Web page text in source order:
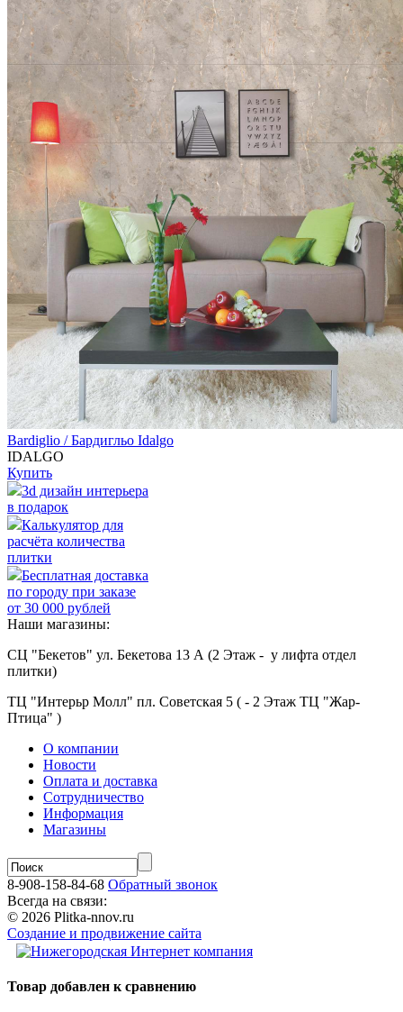
Bardiglio / Бардигльо Idalgo
IDALGO
Купить
3d дизайн интерьера
в подарок
Калькулятор для
расчёта количества
плитки
Бесплатная доставка
по городу при заказе
от 30 000 рублей
Наши магазины:
СЦ "Бекетов" ул. Бекетова 13 А (2 Этаж - у лифта отдел
плитки)
ТЦ "Интерьр Молл" пл. Советская 5 ( - 2 Этаж ТЦ "Жар-
Птица" )
О компании
Новости
Оплата и доставка
Сотрудничество
Информация
Магазины
8-908-158-84-68 Обратный звонок
Всегда на связи:
© 2026 Plitka-nnov.ru
Создание и продвижение сайта
Товар добавлен к сравнению